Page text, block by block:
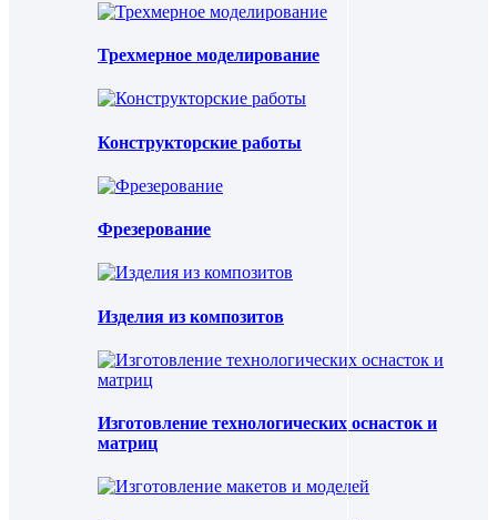
Трехмерное моделирование
Конструкторские работы
Фрезерование
Изделия из композитов
Изготовление технологических оснасток и
матриц